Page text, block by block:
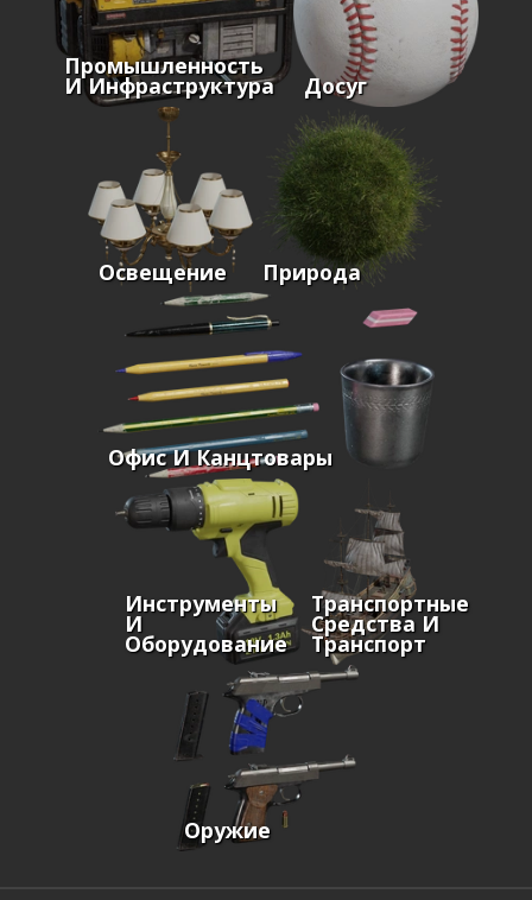
Промышленность
И Инфраструктура Досуг
Освещение Природа
Офис И Канцтовары
Инструменты
И
Оборудование
Транспортные
Средства И
Транспорт
Оружие